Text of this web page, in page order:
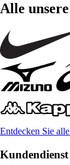
Alle
Entdecken Sie